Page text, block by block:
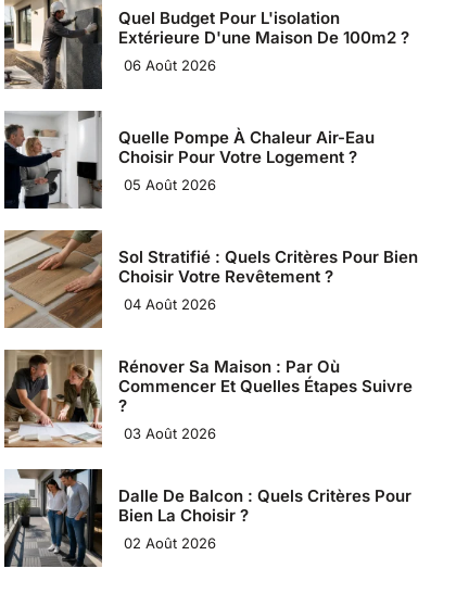
Quel Budget Pour L'isolation
Extérieure D'une Maison De 100m2 ?
06 Août 2026
Quelle Pompe À Chaleur Air-Eau
Choisir Pour Votre Logement ?
05 Août 2026
Sol Stratifié : Quels Critères Pour Bien
Choisir Votre Revêtement ?
04 Août 2026
Rénover Sa Maison : Par Où
Commencer Et Quelles Étapes Suivre
?
03 Août 2026
Dalle De Balcon : Quels Critères Pour
Bien La Choisir ?
02 Août 2026